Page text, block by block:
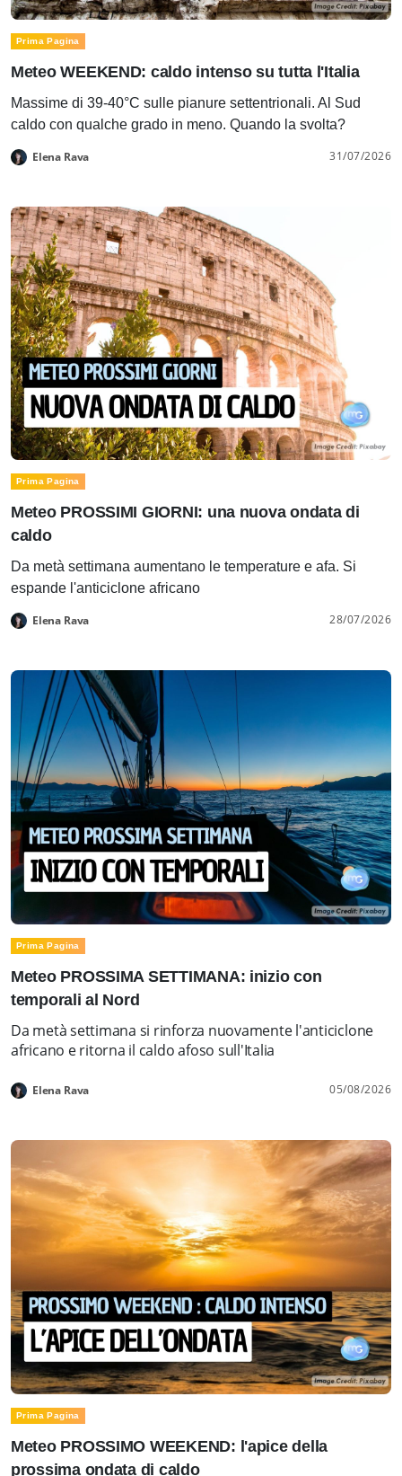
Prima Pagina
Meteo WEEKEND: caldo intenso su tutta l'Italia
Massime di 39-40°C sulle pianure settentrionali. Al Sud
caldo con qualche grado in meno. Quando la svolta?
Elena Rava 31/07/2026
Prima Pagina
Meteo PROSSIMI GIORNI: una nuova ondata di
caldo
Da metà settimana aumentano le temperature e afa. Si
espande l'anticiclone africano
Elena Rava 28/07/2026
Prima Pagina
Meteo PROSSIMA SETTIMANA: inizio con
temporali al Nord
Da metà settimana si rinforza nuovamente l'anticiclone
africano e ritorna il caldo afoso sull'Italia
Elena Rava 05/08/2026
Prima Pagina
Meteo PROSSIMO WEEKEND: l'apice della
prossima ondata di caldo